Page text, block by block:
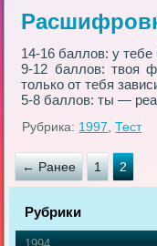
14-16 баллов: у
9-12 баллов: твоя
только от тебя
5-8 баллов: ты —
Рубрика: 1997,Тест
← Ранее 1 2
Рубрики